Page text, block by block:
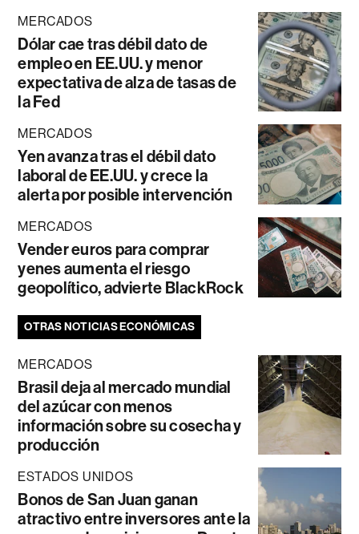
MERCADOS
Dólar cae tras débil dato de
empleo en EE.UU. y menor
expectativa de alza de tasas de
la Fed
MERCADOS
Yen avanza tras el débil dato
laboral de EE.UU. y crece la
alerta por posible intervención
MERCADOS
Vender euros para comprar
yenes aumenta el riesgo
geopolítico, advierte BlackRock
OTRAS NOTICIAS ECONÓMICAS
MERCADOS
Brasil deja al mercado mundial
del azúcar con menos
información sobre su cosecha y
producción
ESTADOS UNIDOS
Bonos de San Juan ganan
atractivo entre inversores ante la